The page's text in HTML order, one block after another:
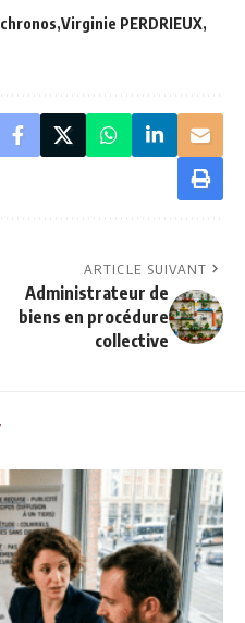
chronos Virginie PERDRIEUX
ARTICLE SUIVANT
Administrateur de
biens en procédure
collective